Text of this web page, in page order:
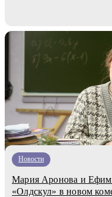
Новости
Мария Аронова и
«Олдскул» в новом